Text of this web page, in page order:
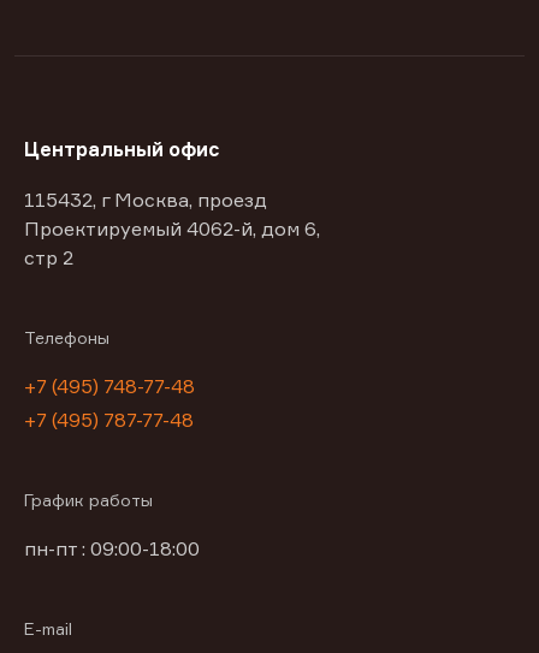
Центральный офис
115432, г Москва, проезд
Проектируемый 4062-й, дом 6,
стр 2
Телефоны
+7 (495) 748-77-48
+7 (495) 787-77-48
График работы
пн-пт : 09:00-18:00
E-mail